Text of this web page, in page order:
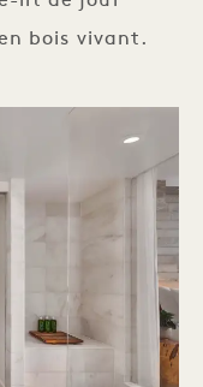
bois vivant.